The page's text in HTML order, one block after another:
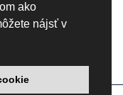
ako
nájsť v